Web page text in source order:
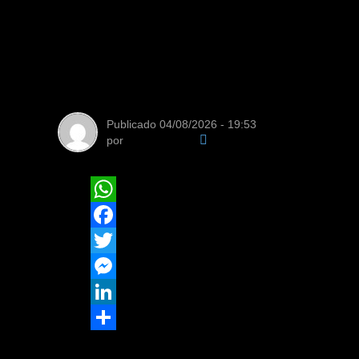
Publicado 04/08/2026 - 19:53
por
WhatsApp
Facebook
Twitter
Messenger
LinkedIn